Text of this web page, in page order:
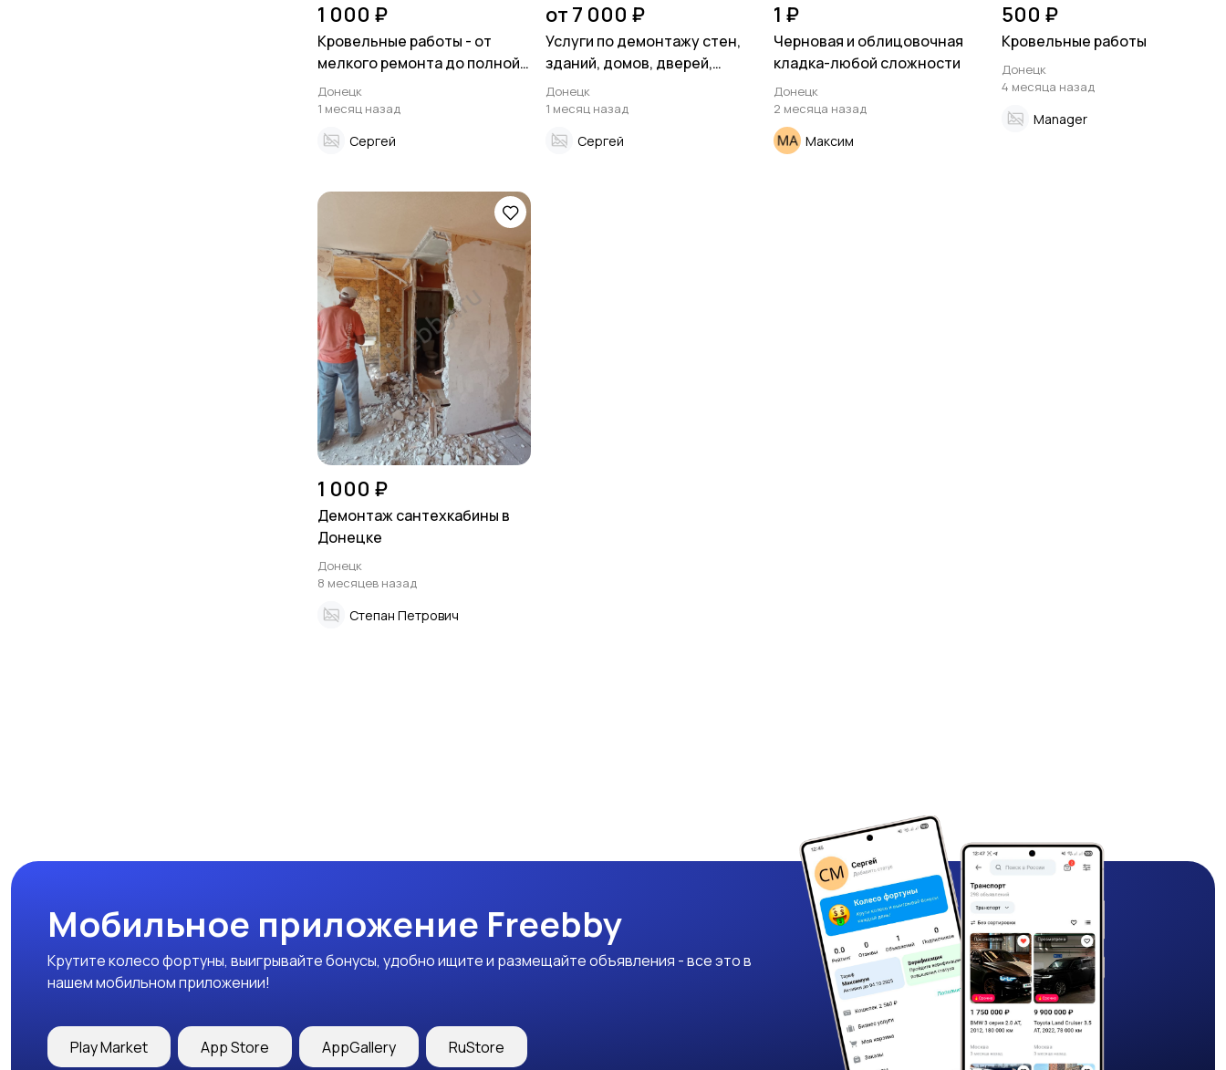
1 000 ₽
Кровельные работы - от
мелкого ремонта до полной
замены кровли
Донецк
1 месяц назад
Сергей
от 7 000 ₽
Услуги по демонтажу стен,
зданий, домов, дверей,
балконов и других
конструкций
Донецк
1 месяц назад
Сергей
1 ₽
Черновая и облицовочная
кладка-любой сложности
Донецк
2 месяца назад
Максим
500 ₽
Кровельные работы
Донецк
4 месяца назад
Manager
1 000 ₽
Демонтаж сантехкабины в
Донецке
Донецк
8 месяцев назад
Степан Петрович
Мобильное приложение Freebby
Крутите колесо фортуны, выигрывайте бонусы, удобно ищите и размещайте объявления - все это в
нашем мобильном приложении!
Play Market App Store AppGallery RuStore